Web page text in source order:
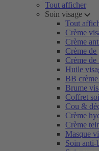
Tout afficher
Soin visage
Tout
Crème
Crème
Crème de
Crème de
Huile
BB
Brume
Coffret
Cou &
Crème
Crème
Masque
Soin anti-